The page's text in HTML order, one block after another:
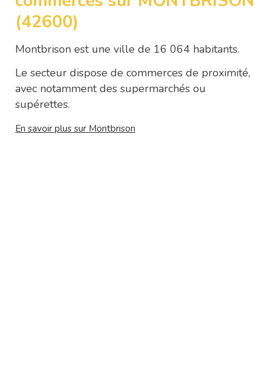
(42600)
Montbrison est une ville de 16 064 habitants.
Le secteur dispose de commerces de proximité,
avec notamment des supermarchés ou
supérettes.
En savoir plus sur Montbrison